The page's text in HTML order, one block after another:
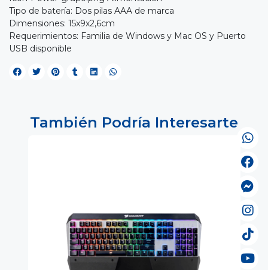
Tipo de batería: Dos pilas AAA de marca
Dimensiones: 15x9x2,6cm
Requerimientos: Familia de Windows y Mac OS y Puerto
USB disponible
También Podría Interesarte